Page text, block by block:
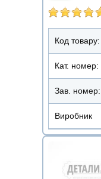
Код товару:
Кат. номер:
Зав. номер:
Виробник